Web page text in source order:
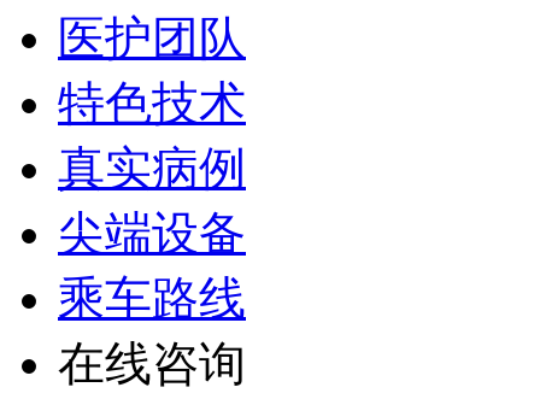
医护团队
特色技术
真实病例
尖端设备
乘车路线
在线咨询